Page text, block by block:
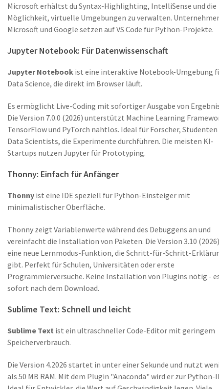
Microsoft erhältst du Syntax-Highlighting, IntelliSense und die
Möglichkeit, virtuelle Umgebungen zu verwalten.
Microsoft und Google setzen auf VS Code für Python-Projekte.
Jupyter Notebook: Für Datenwissenschaft
Jupyter Notebook ist eine interaktive Notebook-Umgebung
Data Science, die direkt im Browser läuft.
Es ermöglicht Live-Coding mit sofortiger Ausgabe von
Die Version 7.0.0 (2026) unterstützt Machine Learning
TensorFlow und PyTorch nahtlos. Ideal für Forscher,
Data Scientists, die Experimente durchführen. Die meisten KI-
Startups nutzen Jupyter für Prototyping.
Thonny: Einfach für Anfänger
Thonny ist eine IDE speziell für Python-Einsteiger mit
minimalistischer Oberfläche.
Thonny zeigt Variablenwerte während des Debuggens an und
vereinfacht die Installation von Paketen. Die Version 3.10
eine neue Lernmodus-Funktion, die Schritt-für-Schritt-
gibt. Perfekt für Schulen, Universitäten oder erste
Programmierversuche. Keine Installation von Plugins nötig -
sofort nach dem Download.
Sublime Text: Schnell und leicht
Sublime Text ist ein ultraschneller Code-Editor mit geringem
Speicherverbrauch.
Die Version 4.2026 startet in unter einer Sekunde und nutzt
als 50 MB RAM. Mit dem Plugin "Anaconda" wird er zur Python-